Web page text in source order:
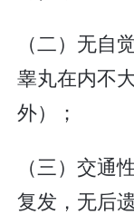
（二）无自
睾丸在内不
外）；
（三）交通
复发，无后